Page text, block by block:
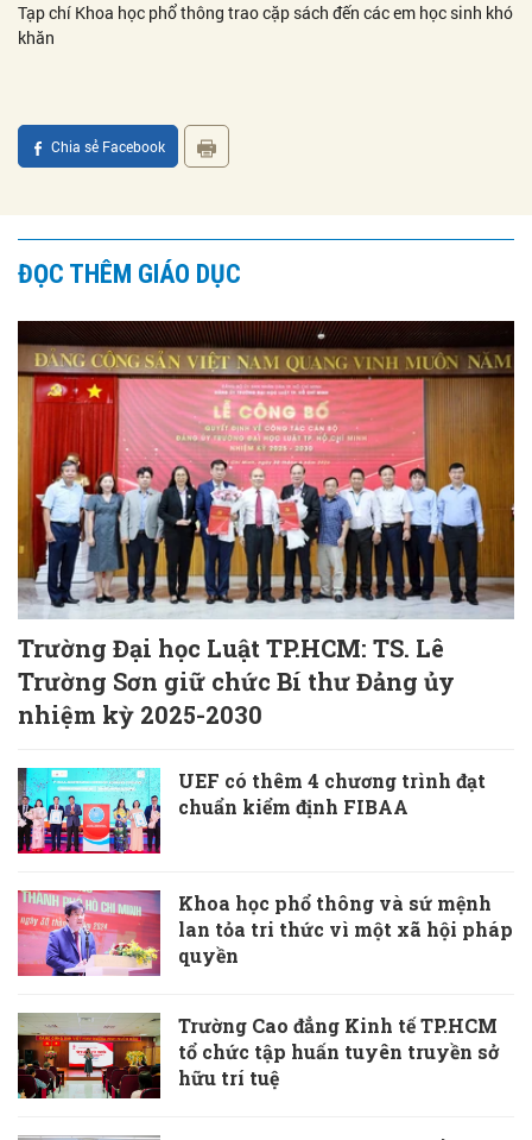
Tạp chí Khoa học phổ thông trao cặp sách đến các em học sinh khó
khăn
Chia sẻ Facebook
ĐỌC THÊM GIÁO DỤC
Trường Đại học Luật TP.HCM: TS. Lê
Trường Sơn giữ chức Bí thư Đảng ủy
nhiệm kỳ 2025-2030
UEF có thêm 4 chương trình đạt
chuẩn kiểm định FIBAA
Khoa học phổ thông và sứ mệnh
lan tỏa tri thức vì một xã hội pháp
quyền
Trường Cao đẳng Kinh tế TP.HCM
tổ chức tập huấn tuyên truyền sở
hữu trí tuệ